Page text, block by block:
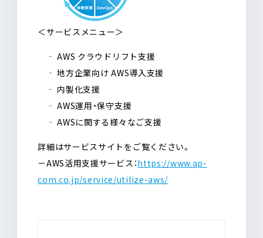
＜サービスメニュー＞
‐ AWS クラウドリフト支援
‐ 地方企業向け AWS導入支援
‐ 内製化支援
‐ AWS運用・保守支援
‐ AWSに関する様々なご支援
詳細はサービスサイトをご覧ください。
－AWS活用支援サービス：https://www.ap-
com.co.jp/service/utilize-aws/